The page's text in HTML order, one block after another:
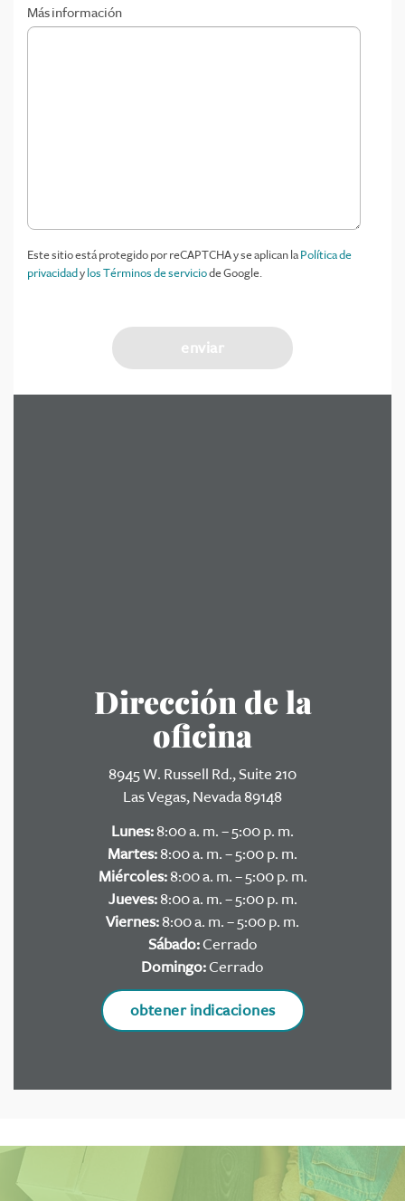
Más información
Este sitio está protegido por reCAPTCHA y se aplican laPolítica de
privacidadylos Términos de serviciode Google.
Dirección de la
oficina
8945 W. Russell Rd., Suite 210
Las Vegas, Nevada 89148
Lunes:8:00 a. m. – 5:00 p. m.
Martes:8:00 a. m. – 5:00 p. m.
Miércoles:8:00 a. m. – 5:00 p. m.
Jueves:8:00 a. m. – 5:00 p. m.
Viernes:8:00 a. m. – 5:00 p. m.
Sábado:Cerrado
Domingo:Cerrado
obtener indicaciones